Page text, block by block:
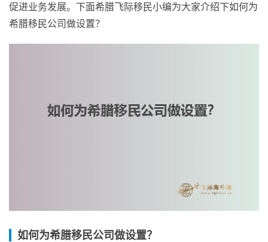
促进业务发展。下面希腊飞际移民小编为大家介绍下如何为
希腊移民公司做设置？
如何为希腊移民公司做设置？